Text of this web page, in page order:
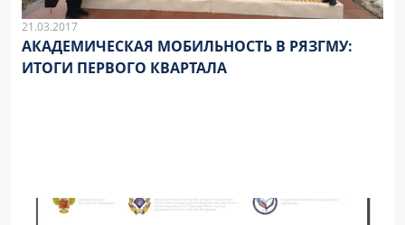
21.03.2017
АКАДЕМИЧЕСКАЯ МОБИЛЬНОСТЬ В РЯЗГМУ:
ИТОГИ ПЕРВОГО КВАРТАЛА